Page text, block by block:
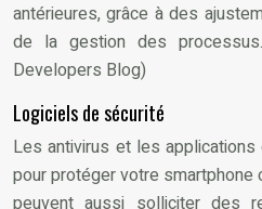
antérieures, grâce à des
de la gestion des
Developers Blog)
Logiciels de sécurité
Les antivirus et les
pour protéger votre smartphone
peuvent aussi solliciter des